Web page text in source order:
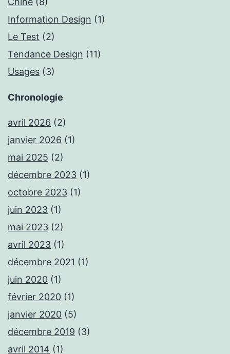
Information Design (1)
Le Test (2)
Tendance Design (11)
Usages (3)
Chronologie
avril 2026 (2)
janvier 2026 (1)
mai 2025 (2)
décembre 2023 (1)
octobre 2023 (1)
juin 2023 (1)
mai 2023 (2)
avril 2023 (1)
décembre 2021 (1)
juin 2020 (1)
février 2020 (1)
janvier 2020 (5)
décembre 2019 (3)
avril 2014 (1)